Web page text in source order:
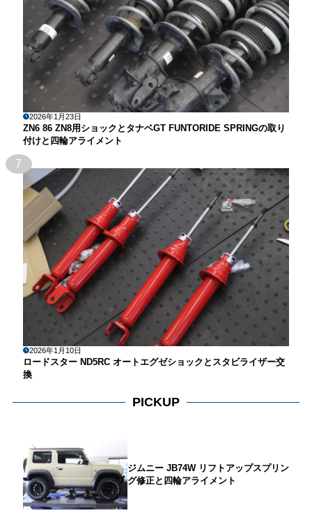
2026年1月23日
ZN6 86 ZN8用ショックとタナベGT FUNTORIDE SPRINGの取り
付けと四輪アライメント
7
2026年1月10日
ロードスター ND5RC オートエグゼショックとスタビライザー交
換
PICKUP
ジムニー JB74W リフトアップスプリン
グ修正と四輪アライメント